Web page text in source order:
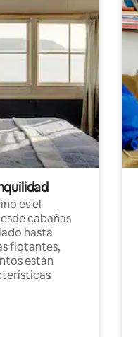
es el
cabañas
hasta
flotantes,
están